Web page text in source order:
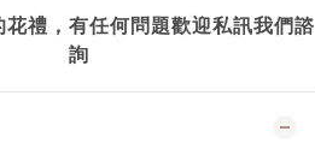
禮，有任何問題歡迎私訊我們諮
詢